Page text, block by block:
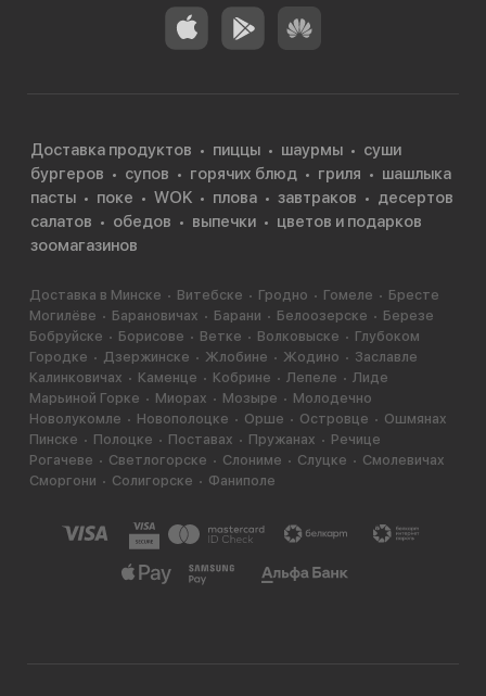
Доставка продуктов пиццы шаурмы
суши
бургеров
супов горячих блюд гриля
шашлыка
пасты
поке WOK плова завтраков
десертов
салатов
обедов выпечки
цветов и подарков
зоомагазинов
Доставка в Минске Витебске Гродно Гомеле
Бресте
Могилёве
Барановичах Барани Белоозерске
Березе
Бобруйске
Борисове Ветке Волковыске
Глубоком
Городке
Дзержинске Жлобине Жодино
Заславле
Калинковичах
Каменце Кобрине Лепеле
Лиде
Марьиной Горке
Миорах Мозыре
Молодечно
Новолукомле
Новополоцке Орше Островце
Ошмянах
Пинске
Полоцке Поставах Пружанах
Речице
Рогачеве
Светлогорске Слониме Слуцке
Смолевичах
Сморгони
Солигорске Фаниполе